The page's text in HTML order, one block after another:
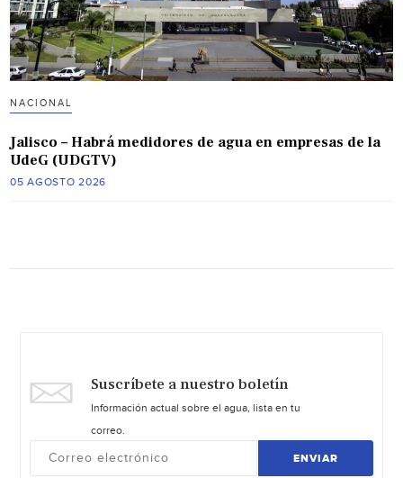
NACIONAL
Jalisco – Habrá medidores de agua en empresas de la
UdeG (UDGTV)
05 AGOSTO 2026
Suscríbete a nuestro boletín
Información actual sobre el agua, lista en tu
correo.
ENVIAR